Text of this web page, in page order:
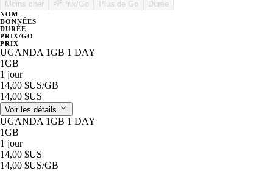
Moins cher Prix/Go Plus de Go Durée
NOM
DONNÉES
DURÉE
PRIX/GO
PRIX
UGANDA 1GB 1 DAY
1GB
1 jour
14,00 $US/GB
14,00 $US
Voir les détails
UGANDA 1GB 1 DAY
1GB
1 jour
14,00 $US
14,00 $US/GB